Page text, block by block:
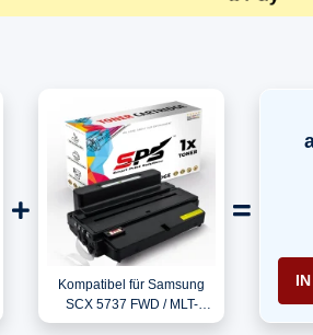
Kompatibel für Samsung
SCX 5737 FWD / MLT-
D205L/ELS / 205L Toner